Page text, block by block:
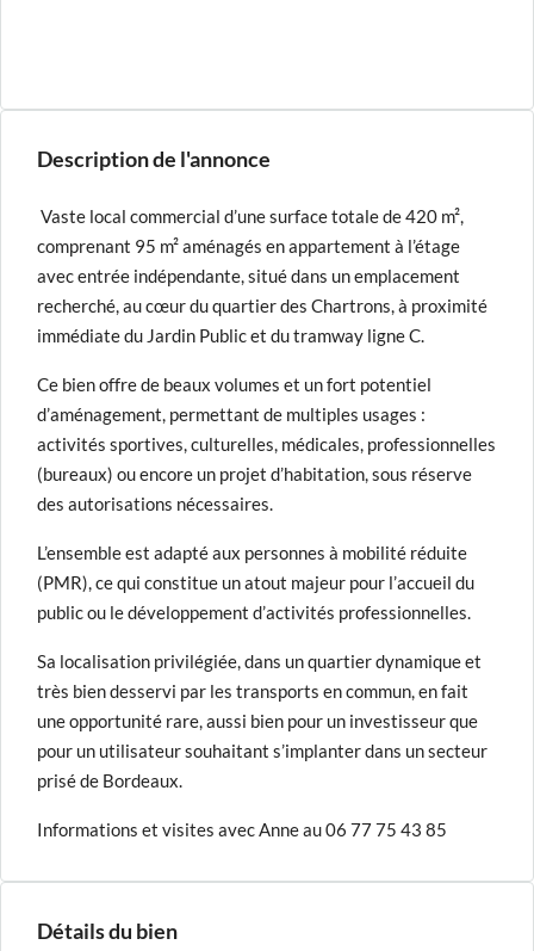
Description de l'annonce
Vaste local commercial d’une surface totale de 420 m²,
comprenant 95 m² aménagés en appartement à l’étage
avec entrée indépendante, situé dans un emplacement
recherché, au cœur du quartier des Chartrons, à proximité
immédiate du Jardin Public et du tramway ligne C.
Ce bien offre de beaux volumes et un fort potentiel
d’aménagement, permettant de multiples usages :
activités sportives, culturelles, médicales, professionnelles
(bureaux) ou encore un projet d’habitation, sous réserve
des autorisations nécessaires.
L’ensemble est adapté aux personnes à mobilité réduite
(PMR), ce qui constitue un atout majeur pour l’accueil du
public ou le développement d’activités professionnelles.
Sa localisation privilégiée, dans un quartier dynamique et
très bien desservi par les transports en commun, en fait
une opportunité rare, aussi bien pour un investisseur que
pour un utilisateur souhaitant s’implanter dans un secteur
prisé de Bordeaux.
Informations et visites avec Anne au 06 77 75 43 85
Détails du bien